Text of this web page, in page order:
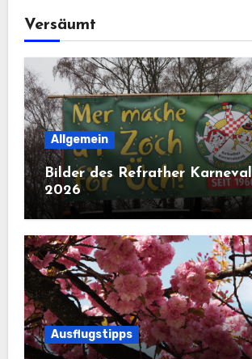
Versäumt
Allgemein
Bilder des Refrather
2026
Ausflugstipps